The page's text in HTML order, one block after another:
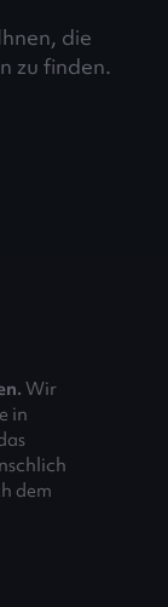
die
zu finden.
Wir
in
dem